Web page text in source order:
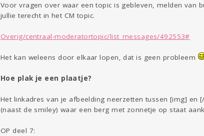
Voor vragen over waar een topic is gebleven, melden van
jullie terecht in het CM topic.
Overig/centraal-moderatortopic/list_messages/492553#
Het kan weleens door elkaar lopen, dat is geen probleem
Hoe plak je een plaatje?
Het linkadres van je afbeelding neerzetten tussen [img]
(naast de smiley) waar een berg met zonnetje op staat
OP deel 7: